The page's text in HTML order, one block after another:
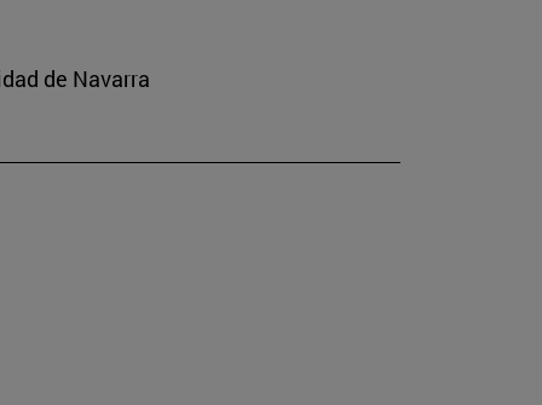
de Navarra